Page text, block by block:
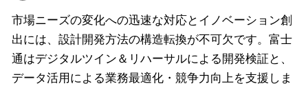
市場ニーズの変化への迅速な対応とイノベーション創
出には、設計開発方法の構造転換が不可欠です。富士
通はデジタルツイン＆リハーサルによる開発検証と、
データ活用による業務最適化・競争力向上を支援しま